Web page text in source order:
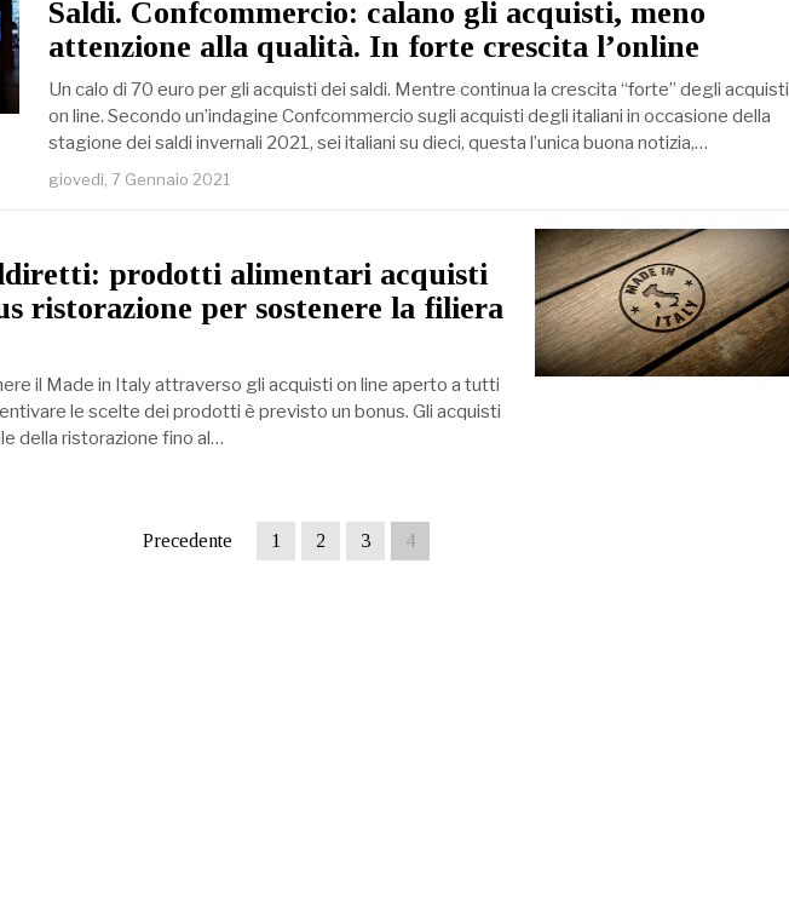
Saldi. Confcommercio: calano gli acquisti, meno
attenzione alla qualità. In forte crescita l’online
Un calo di 70 euro per gli acquisti dei saldi. Mentre continua la crescita “forte” degli acquisti
on line. Secondo un’indagine Confcommercio sugli acquisti degli italiani in occasione della
stagione dei saldi invernali 2021, sei italiani su dieci, questa l’unica buona notizia,…
giovedì, 7 Gennaio 2021
prodotti alimentari acquisti
ristorazione per sostenere la filiera
il Made in Italy attraverso gli acquisti on line aperto a tutti
le scelte dei prodotti è previsto un bonus. Gli acquisti
della ristorazione fino al…
Precedente 1 2 3 4